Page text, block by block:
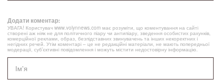
Додати коментар:
УВАГА! Користувач www.volynnews.com має розуміти, що коментування на сайті
створені аж ніяк не для політичного піару чи антипіару, зведення особистих рахунків,
комерційної реклами, образ, безпідставних звинувачень та інших некоректних і
негідних речей. Утім коментарі – це не редакційні матеріали, не мають попередньої
модерації, суб’єктивні повідомлення і можуть містити недостовірну інформацію.